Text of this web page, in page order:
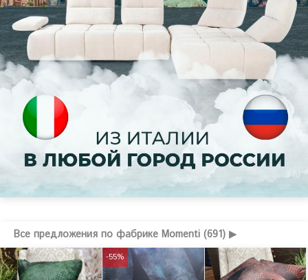
Все предложения по фабрике Momenti (691) ▶
-55%